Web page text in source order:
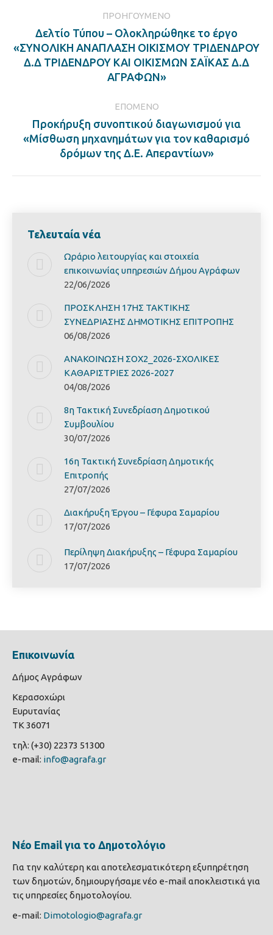
ΠΡΟΗΓΟΎΜΕΝΟ
Previous
post:
Δελτίο Τύπου – Ολοκληρώθηκε το έργο
«ΣΥΝΟΛΙΚΗ ΑΝΑΠΛΑΣΗ ΟΙΚΙΣΜΟΥ ΤΡΙΔΕΝΔΡΟΥ
Δ.Δ ΤΡΙΔΕΝΔΡΟΥ ΚΑΙ ΟΙΚΙΣΜΩΝ ΣΑΪΚΑΣ Δ.Δ
ΑΓΡΑΦΩΝ»
ΕΠΌΜΕΝΟ
Next
post:
Προκήρυξη συνοπτικού διαγωνισμού για
«Μίσθωση μηχανημάτων για τον καθαρισμό
δρόμων της Δ.Ε. Απεραντίων»
Τελευταία νέα
Ωράριο λειτουργίας και στοιχεία
επικοινωνίας υπηρεσιών Δήμου Αγράφων
22/06/2026
ΠΡΟΣΚΛΗΣΗ 17ΗΣ ΤΑΚΤΙΚΗΣ
ΣΥΝΕΔΡΙΑΣΗΣ ΔΗΜΟΤΙΚΗΣ ΕΠΙΤΡΟΠΗΣ
06/08/2026
ΑΝΑΚΟΙΝΩΣΗ ΣΟΧ2_2026-ΣΧΟΛΙΚΕΣ
ΚΑΘΑΡΙΣΤΡΙΕΣ 2026-2027
04/08/2026
8η Τακτική Συνεδρίαση Δημοτικού
Συμβουλίου
30/07/2026
16η Τακτική Συνεδρίαση Δημοτικής
Επιτροπής
27/07/2026
Διακήρυξη Έργoυ – Γέφυρα Σαμαρίoυ
17/07/2026
Περίληψη Διακήρυξης – Γέφυρα Σαμαρίoυ
17/07/2026
Επικοινωνία
Δήμος Αγράφων
Κερασοχώρι
Ευρυτανίας
ΤΚ 36071
τηλ: (+30) 22373 51300
e-mail: info@agrafa.gr
Νέο Email για το Δημοτολόγιο
Για την καλύτερη και αποτελεσματικότερη εξυπηρέτηση
των δημοτών, δημιουργήσαμε νέο e-mail αποκλειστικά για
τις υπηρεσίες δημοτολογίου.
e-mail: Dimotologio@agrafa.gr